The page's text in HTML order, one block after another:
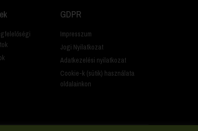
GDPR
Impresszum
Jogi Nyilatkozat
Adatkezelési nyilatkozat
Cookie-k (sütik) használata
oldalainkon